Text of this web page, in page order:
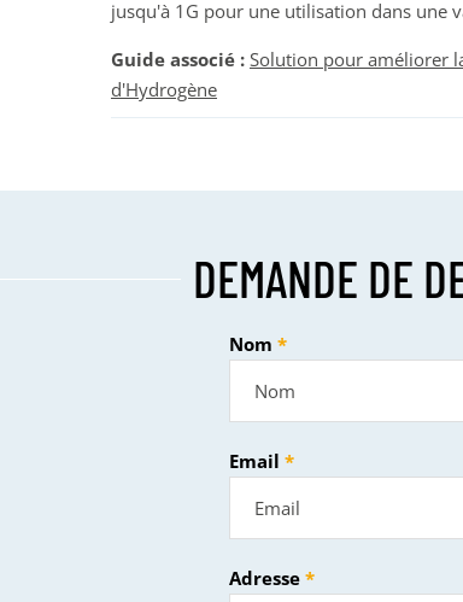
jusqu'à 1G pour une utilisation dans une
Guide associé : Solution pour améliorer
d'Hydrogène
DEMANDE DE
Nom
Email
Adresse